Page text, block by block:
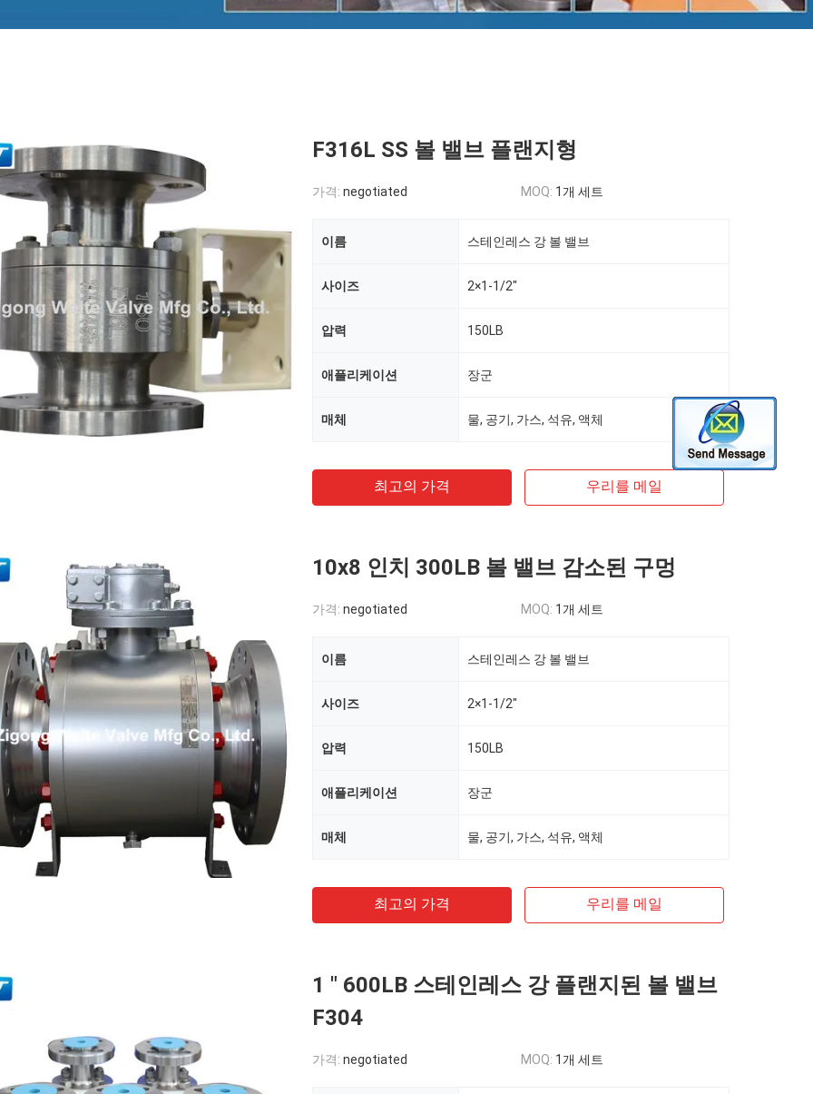
F316L SS 볼 밸브 플랜지형
가격: negotiated MOQ: 1개 세트
이름 스테인레스 강 볼 밸브
사이즈 2×1-1/2"
압력 150LB
애플리케이션 장군
매체 물, 공기, 가스, 석유, 액체
최고의 가격 우리를 메일
10x8 인치 300LB 볼 밸브 감소된 구멍
가격: negotiated MOQ: 1개 세트
이름 스테인레스 강 볼 밸브
사이즈 2×1-1/2"
압력 150LB
애플리케이션 장군
매체 물, 공기, 가스, 석유, 액체
최고의 가격 우리를 메일
1 " 600LB 스테인레스 강 플랜지된 볼 밸브
F304
가격: negotiated MOQ: 1개 세트